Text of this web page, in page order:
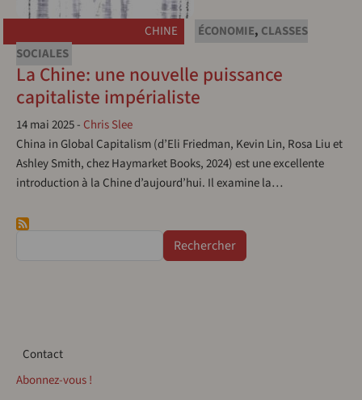
CHINE ÉCONOMIE, CLASSES
SOCIALES
La Chine: une nouvelle puissance
capitaliste impérialiste
14 mai 2025- Chris Slee
China in Global Capitalism (d’Eli Friedman, Kevin Lin, Rosa Liu et
Ashley Smith, chez Haymarket Books, 2024) est une excellente
introduction à la Chine d’aujourd’hui. Il examine la…
Contact
Contact
Abonnez-vous !